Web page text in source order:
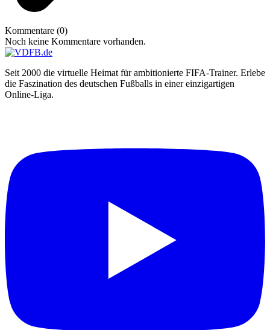
Kommentare (0)
Noch keine Kommentare vorhanden.
Seit 2000 die virtuelle Heimat für ambitionierte FIFA-Trainer. Erlebe
die Faszination des deutschen Fußballs in einer einzigartigen
Online-Liga.